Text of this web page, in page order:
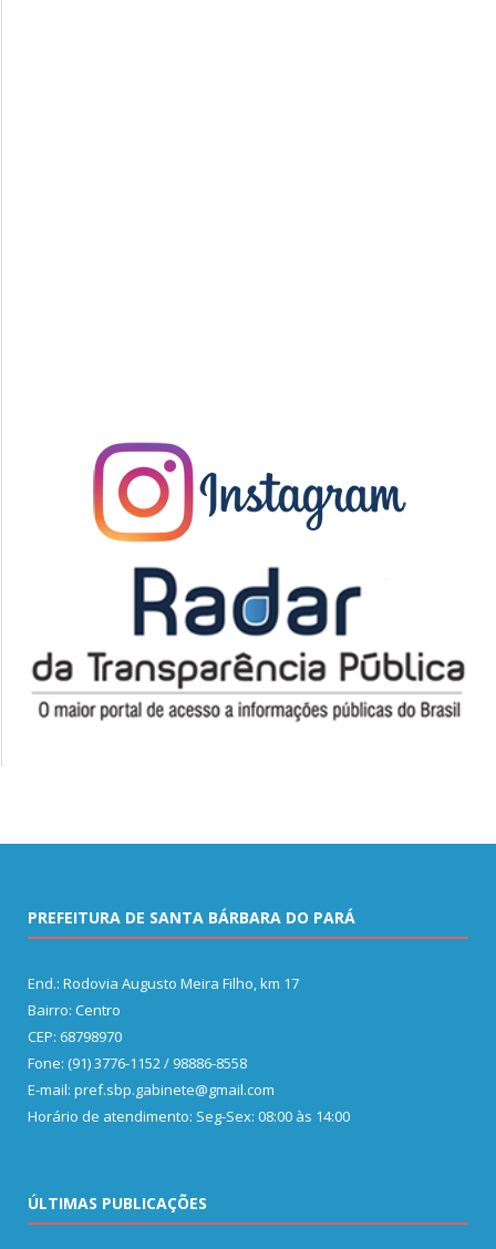
PREFEITURA DE SANTA BÁRBARA DO PARÁ
End.: Rodovia Augusto Meira Filho, km 17
Bairro: Centro
CEP: 68798970
Fone: (91) 3776-1152 / 98886-8558
E-mail: pref.sbp.gabinete@gmail.com
Horário de atendimento: Seg-Sex: 08:00 às 14:00
ÚLTIMAS PUBLICAÇÕES